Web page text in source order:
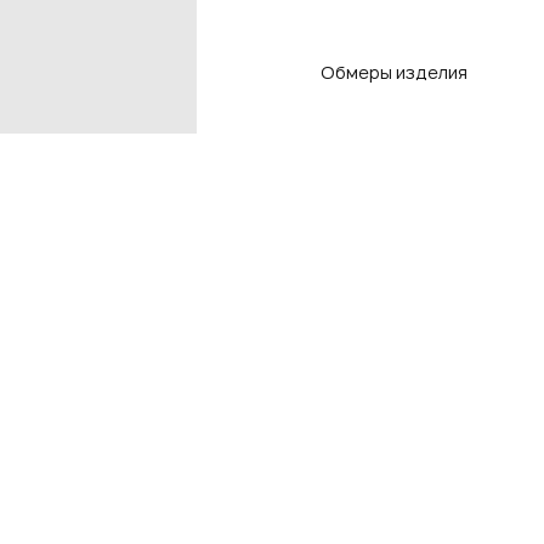
Обмеры изделия